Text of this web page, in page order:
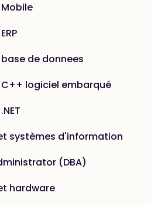
de donnees
logiciel embarqué
systèmes d'information
(DBA)
hardware